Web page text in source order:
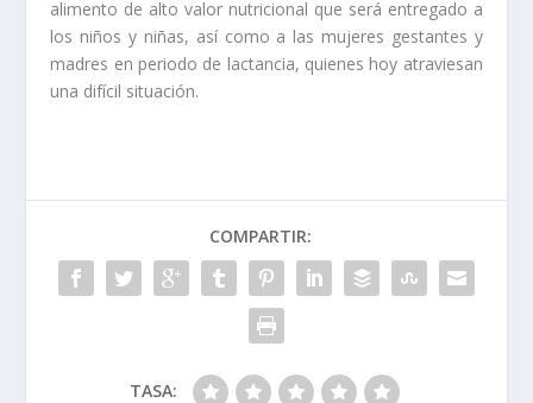
alimento de alto valor nutricional que será entregado a
los niños y niñas, así como a las mujeres gestantes y
madres en periodo de lactancia, quienes hoy atraviesan
una difícil situación.
COMPARTIR:
TASA: